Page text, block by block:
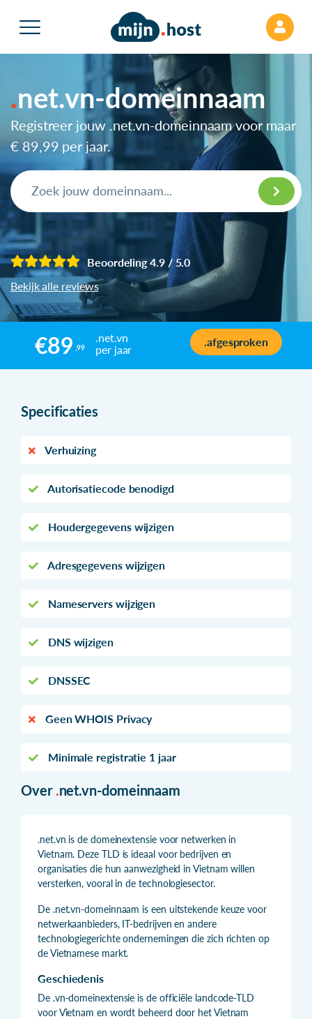
net.vn-domeinnaam
Registreer jouw .net.vn-domeinnaam voor maar
€ 89,99 per jaar.
Beoordeling 4.9 / 5.0
Bekijk alle reviews
€89 ,99
.net.vn
per jaar
.afgesproken
Specificaties
Verhuizing
Autorisatiecode benodigd
Houdergegevens wijzigen
Adresgegevens wijzigen
Nameservers wijzigen
DNS wijzigen
DNSSEC
Geen WHOIS Privacy
Minimale registratie 1 jaar
Over .net.vn-domeinnaam
.net.vn is de domeinextensie voor netwerken in
Vietnam. Deze TLD is ideaal voor bedrijven en
organisaties die hun aanwezigheid in Vietnam willen
versterken, vooral in de technologiesector.
De .net.vn-domeinnaam is een uitstekende keuze voor
netwerkaanbieders, IT-bedrijven en andere
technologiegerichte ondernemingen die zich richten op
de Vietnamese markt.
Geschiedenis
De .vn-domeinextensie is de officiële landcode-TLD
voor Vietnam en wordt beheerd door het Vietnam